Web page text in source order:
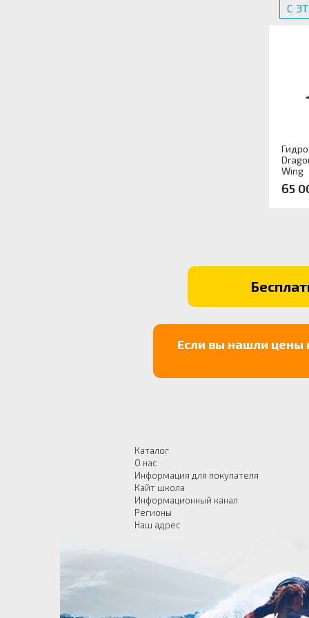
С
Wing
65
Если вы нашли цены
Каталог
О нас
Информация для покупателя
Кайт школа
Информационный канал
Регионы
Наш адрес